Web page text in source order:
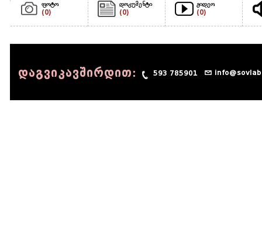
ფოტო
(0)
დოკუმენტი
(0)
ვიდეო
(0)
დაგვიკავშირდით: 593 785901